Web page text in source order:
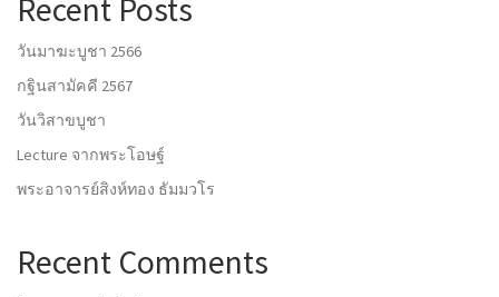
Recent Posts
วันมาฆะบูชา 2566
กฐินสามัคคี 2567
วันวิสาขบูชา
Lecture จากพระโอษฐ์
พระอาจารย์สิงห์ทอง ธัมมวโร
Recent Comments